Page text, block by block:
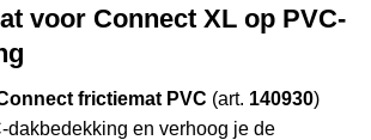
voor Connect XL op PVC-
frictiemat PVC (art. 140930)
dakbedekking en verhoog je de